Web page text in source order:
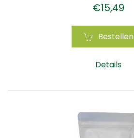
€15,49
Bestellen
Details